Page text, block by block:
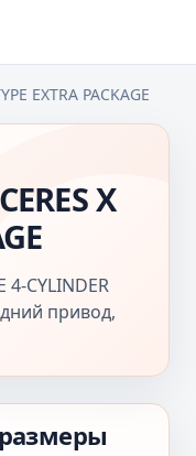
EXTRA PACKAGE
X
4-CYLINDER
привод,